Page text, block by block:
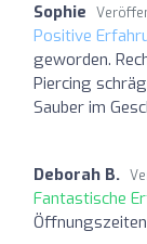
Sophie
Positive
geworden.
Piercing
Sauber im
Deborah B.
Fantastische